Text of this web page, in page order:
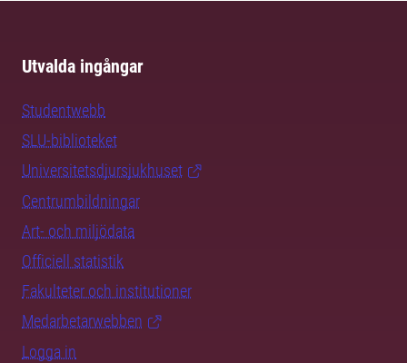
Utvalda ingångar
Studentwebb
SLU-biblioteket
Universitetsdjursjukhuset
Centrumbildningar
Art- och miljödata
Officiell statistik
Fakulteter och institutioner
Medarbetarwebben
Logga in